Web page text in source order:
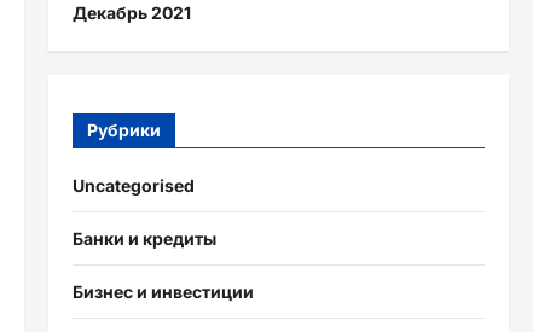
Декабрь 2021
Рубрики
Uncategorised
Банки и кредиты
Бизнес и инвестиции